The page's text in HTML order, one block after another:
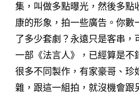
集，叫做多點曝光，然後多點
康的形象，拍一些廣告。你數
了多少套劇？永遠只是客串，
一部《法言人》，已經算是不
很多不同製作，有家豪哥、珍
雜，跟這一組拍，就沒機會跟